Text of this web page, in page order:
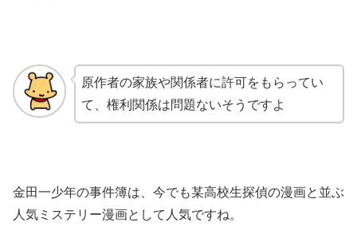
原作者の家族や関係者に許可をもらってい
て、権利関係は問題ないそうですよ
金田一少年の事件簿は、今でも某高校生探偵の漫画と並ぶ
人気ミステリー漫画として人気ですね。